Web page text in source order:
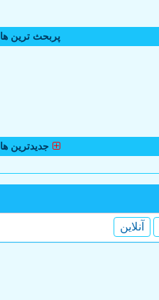
پربحث ترین ها
جدیدترین ها
آنلاین